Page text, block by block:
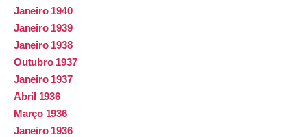
Janeiro 1940
Janeiro 1939
Janeiro 1938
Outubro 1937
Janeiro 1937
Abril 1936
Março 1936
Janeiro 1936